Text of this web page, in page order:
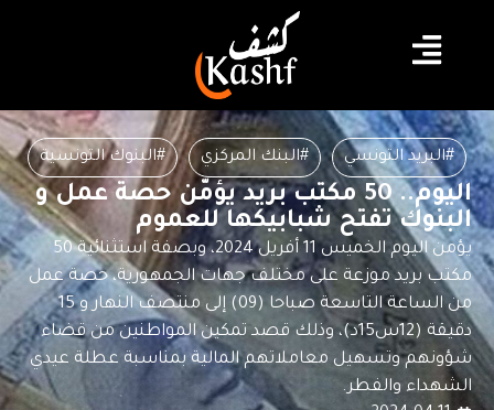
#البريد التونسي #البنك المركزي #البنوك التونسية
اليوم.. 50 مكتب بريد يؤمّن حصة عمل و
البنوك تفتح شبابيكها للعموم
يؤمن اليوم الخميس 11 أفريل 2024، وبصفة استثنائية 50
مكتب بريد موزعة على مختلف جهات الجمهورية، حصة عمل
من الساعة التاسعة صباحا (09) إلى منتصف النهار و 15
دقيقة (12س15د)، وذلك قصد تمكين المواطنين من قضاء
شؤونهم وتسهيل معاملاتهم المالية بمناسبة عطلة عيدي
الشهداء والفطر.